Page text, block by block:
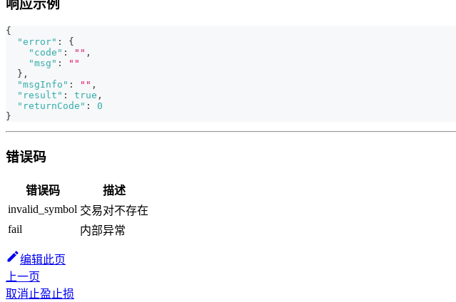
响应示例
{
"error" :
{
"code" : "" ,
"msg" :
""
} ,
"msgInfo" : "" ,
"result" : true ,
"returnCode" :
0
}
错误码
错误码
描述
invalid_symbol 交易对不存在
fail
内部异常
编辑此页
上一页
取消止盈止损